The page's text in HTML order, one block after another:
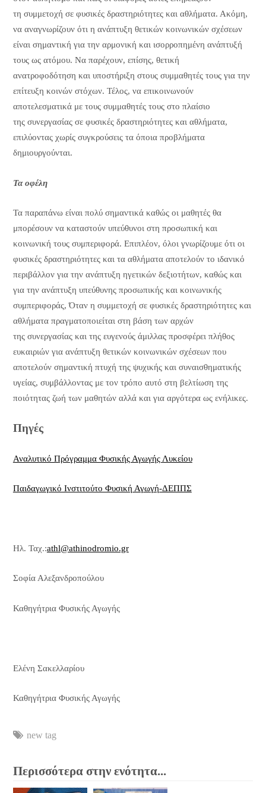
τη συμμετοχή σε φυσικές δραστηριότητες και αθλήματα. Ακόμη,
να αναγνωρίζουν ότι η ανάπτυξη θετικών κοινωνικών σχέσεων
είναι σημαντική για την αρμονική και ισορροπημένη ανάπτυξή
τους ως ατόμου. Να παρέχουν, επίσης, θετική
ανατροφοδότηση και υποστήριξη στους συμμαθητές τους για την
επίτευξη κοινών στόχων. Τέλος, να επικοινωνούν
αποτελεσματικά με τους συμμαθητές τους στο πλαίσιο
της συνεργασίας σε φυσικές δραστηριότητες και αθλήματα,
επιλύοντας χωρίς συγκρούσεις τα όποια προβλήματα
δημιουργούνται.
Τα οφέλη
Τα παραπάνω είναι πολύ σημαντικά καθώς οι μαθητές θα
μπορέσουν να καταστούν υπεύθυνοι στη προσωπική και
κοινωνική τους συμπεριφορά. Επιπλέον, όλοι γνωρίζουμε ότι οι
φυσικές δραστηριότητες και τα αθλήματα αποτελούν το ιδανικό
περιβάλλον για την ανάπτυξη ηγετικών δεξιοτήτων, καθώς και
για την ανάπτυξη υπεύθυνης προσωπικής και κοινωνικής
συμπεριφοράς, Όταν η συμμετοχή σε φυσικές δραστηριότητες και
αθλήματα πραγματοποιείται στη βάση των αρχών
της συνεργασίας και της ευγενούς άμιλλας προσφέρει πλήθος
ευκαιριών για ανάπτυξη θετικών κοινωνικών σχέσεων που
αποτελούν σημαντική πτυχή της ψυχικής και συναισθηματικής
υγείας, συμβάλλοντας με τον τρόπο αυτό στη βελτίωση της
ποιότητας ζωή των μαθητών αλλά και για αργότερα ως ενήλικες.
Πηγές
Αναλυτικό Πρόγραμμα Φυσικής Αγωγής Λυκείου
Παιδαγωγικό Ινστιτούτο Φυσική Αγωγή-ΔΕΠΠΣ
Ηλ. Ταχ.:athl@athinodromio.gr
Σοφία Αλεξανδροπούλου
Καθηγήτρια Φυσικής Αγωγής
Ελένη Σακελλαρίου
Καθηγήτρια Φυσικής Αγωγής
new tag
Περισσότερα στην ενότητα...